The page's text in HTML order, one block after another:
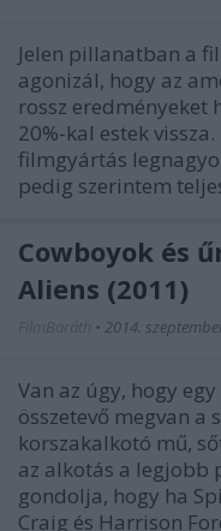
Jelen pillanatban a
agonizál, hogy az
rossz eredményeket
20%-kal estek
filmgyártás
pedig szerintem
Cowboyok és
Aliens (2011)
• 2014.
Van az úgy, hogy
összetevő megvan a
korszakalkotó mű,
az alkotás a legjobb
gondolja, hogy ha
Craig és Harrison